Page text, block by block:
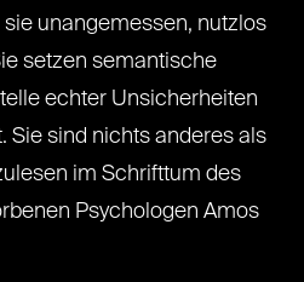
unangemessen, nutzlos
setzen semantische
echter Unsicherheiten
Sie sind nichts anderes als
im Schrifttum des
Psychologen Amos